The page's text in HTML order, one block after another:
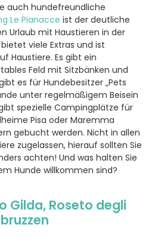
auch hundefreundliche
Le Pianacce ist der deutliche
Urlaub mit Haustieren in der
viele Extras und ist
Haustiere. Es gibt ein
Feld mit Sitzbänken und
es für Hundebesitzer „Pets
unter regelmäßigem Beisein
spezielle Campingplätze für
Pisa oder Maremma
gebucht werden. Nicht in allen
zugelassen, hierauf sollten Sie
achten! Und was halten Sie
Hunde willkommen sind?
Gilda, Roseto degli